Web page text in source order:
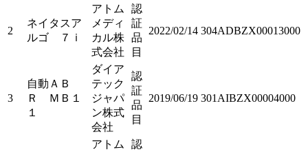
2
ネイタスア
ルゴ ７ｉ
アトム
メディ
カル株
式会社
認
証
品
目
2022/02/14 304ADBZX00013000
3
自動ＡＢ
Ｒ ＭＢ１
１
ダイア
テック
ジャパ
ン株式
会社
認
証
品
目
2019/06/19 301AIBZX00004000
アトム
認